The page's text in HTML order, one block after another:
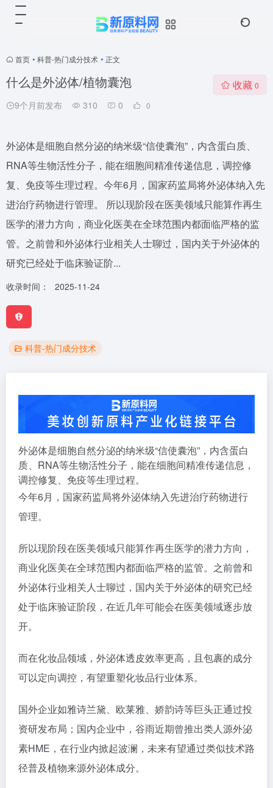
首页 • 科普-热门成分技术 • 正文
什么是外泌体/植物囊泡
9个月前发布 310 0 0
收藏 0
外泌体是细胞自然分泌的纳米级“信使囊泡”，内含蛋白质、
RNA等生物活性分子，能在细胞间精准传递信息，调控修
复、免疫等生理过程。今年6月，国家药监局将外泌体纳入先
进治疗药物进行管理。 所以现阶段在医美领域只能算作再生
医学的潜力方向，商业化医美在全球范围内都面临严格的监
管。之前曾和外泌体行业相关人士聊过，国内关于外泌体的
研究已经处于临床验证阶...
收录时间： 2025-11-24
科普-热门成分技术
外泌体是细胞自然分泌的纳米级“信使囊泡”，内含蛋白
质、RNA等生物活性分子，能在细胞间精准传递信息，
调控修复、免疫等生理过程。
今年6月，国家药监局将外泌体纳入先进治疗药物进行
管理。
所以现阶段在医美领域只能算作再生医学的潜力方向，
商业化医美在全球范围内都面临严格的监管。之前曾和
外泌体行业相关人士聊过，国内关于外泌体的研究已经
处于临床验证阶段，在近几年可能会在医美领域逐步放
开。
而在化妆品领域，外泌体透皮效率更高，且包裹的成分
可以定向调控，有望重塑化妆品行业体系。
国外企业如雅诗兰黛、欧莱雅、娇韵诗等巨头正通过投
资研发布局；国内企业中，谷雨近期曾推出类人源外泌
素HME，在行业内掀起波澜，未来有望通过类似技术路
径普及植物来源外泌体成分。